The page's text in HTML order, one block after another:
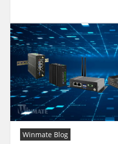
Winmate Blog